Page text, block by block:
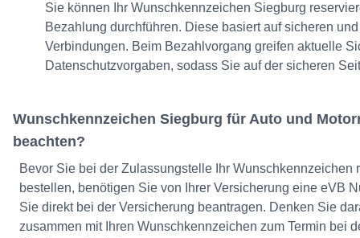
Sie können Ihr Wunschkennzeichen Siegburg
Bezahlung durchführen. Diese basiert auf sicheren
Verbindungen. Beim Bezahlvorgang greifen aktuelle
Datenschutzvorgaben, sodass Sie auf der sicheren
Wunschkennzeichen Siegburg für Auto und
beachten?
Bevor Sie bei der Zulassungstelle Ihr Wunschkennzeichen
bestellen, benötigen Sie von Ihrer Versicherung eine eVB
Sie direkt bei der Versicherung beantragen. Denken Sie
zusammen mit Ihren Wunschkennzeichen zum Termin bei